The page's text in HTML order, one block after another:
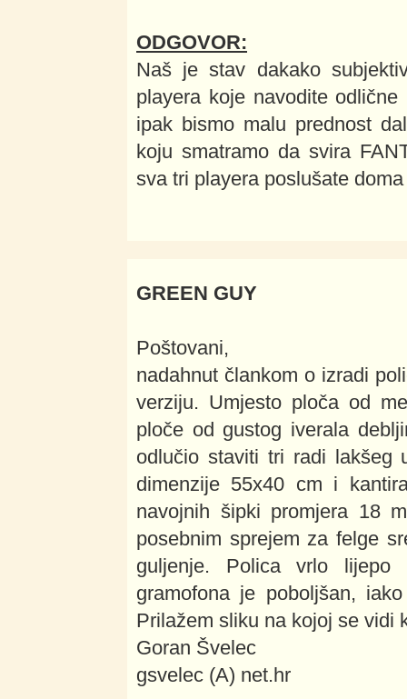
ODGOVOR:
Naš je stav dakako
playera koje navodite
ipak bismo malu prednost
koju smatramo da svira
sva tri playera poslušate
GREEN GUY
Poštovani,
nadahnut člankom o izradi
verziju. Umjesto ploča od
ploče od gustog iverala
odlučio staviti tri radi lakšeg
dimenzije 55x40 cm i
navojnih šipki promjera 18
posebnim sprejem za felge
guljenje. Polica vrlo
gramofona je poboljšan,
Prilažem sliku na kojoj se vidi
Goran Švelec
gsvelec (A) net.hr